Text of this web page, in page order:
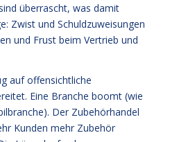
überrascht, was damit
Zwist und Schuldzuweisungen
und Frust beim Vertrieb und
auf offensichtliche
Eine Branche boomt (wie
Der Zubehörhandel
Kunden mehr Zubehör